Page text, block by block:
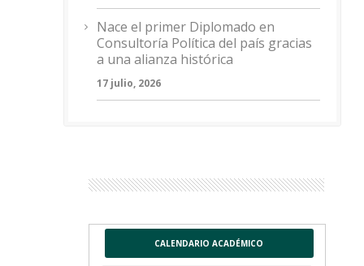
Nace el primer Diplomado en
Consultoría Política del país gracias
a una alianza histórica
17 julio, 2026